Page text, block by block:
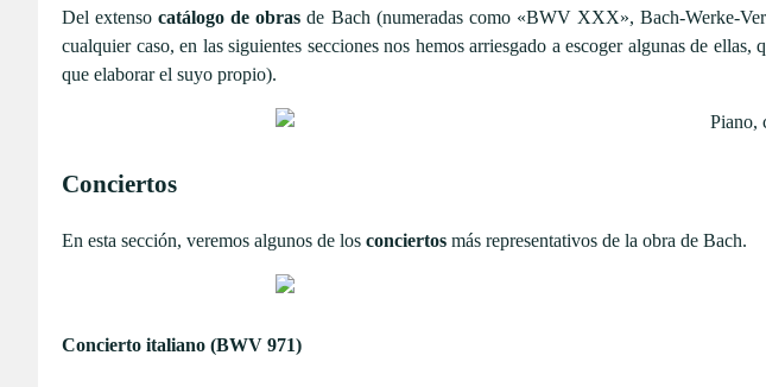
Del extensocatálogo de obras de Bach (numeradas como «BWV XXX», Bach-Werke-
cualquier caso, en las siguientes secciones nos hemos arriesgado a escoger algunas de ellas,
que elaborar el suyo propio).
Conciertos
En esta sección, veremos algunos de los conciertos más representativos de la obra de Bach.
Concierto italiano (BWV 971)